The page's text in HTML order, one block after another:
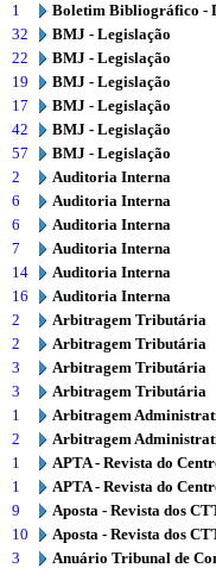
1
Boletim Bibliográfico -
32
BMJ - Legislação
22
BMJ - Legislação
19
BMJ - Legislação
17
BMJ - Legislação
42
BMJ - Legislação
57
BMJ - Legislação
2
Auditoria Interna
6
Auditoria Interna
6
Auditoria Interna
7
Auditoria Interna
14
Auditoria Interna
16
Auditoria Interna
2
Arbitragem Tributária
2
Arbitragem Tributária
3
Arbitragem Tributária
3
Arbitragem Tributária
1
Arbitragem
2
Arbitragem
1
APTA - Revista do
1
APTA - Revista do
9
Aposta - Revista dos
10
Aposta - Revista dos
3
Anuário Tribunal de